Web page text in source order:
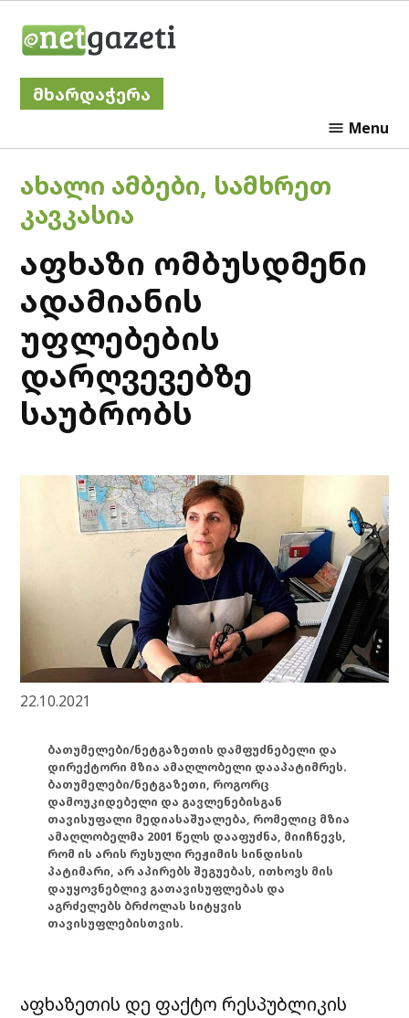
მხარდაჭერა
Menu
POSTED
IN
ᲐᲮᲐᲚᲘ ᲐᲛᲑᲔᲑᲘ, ᲡᲐᲛᲮᲠᲔᲗ
ᲙᲐᲕᲙᲐᲡᲘᲐ
აფხაზი ომბუსდმენი
ადამიანის
უფლებების
დარღვევებზე
საუბრობს
22.10.2021
ბათუმელები/ნეტგაზეთის დამფუძნებელი და
დირექტორი მზია ამაღლობელი დააპატიმრეს.
ბათუმელები/ნეტგაზეთი, როგორც
დამოუკიდებელი და გავლენებისგან
თავისუფალი მედიასაშუალება, რომელიც მზია
ამაღლობელმა 2001 წელს დააფუძნა, მიიჩნევს,
რომ ის არის რუსული რეჟიმის სინდისის
პატიმარი, არ აპირებს შეგუებას, ითხოვს მის
დაუყოვნებლივ გათავისუფლებას და
აგრძელებს ბრძოლას სიტყვის
თავისუფლებისთვის.
აფხაზეთის დე ფაქტო რესპუბლიკის